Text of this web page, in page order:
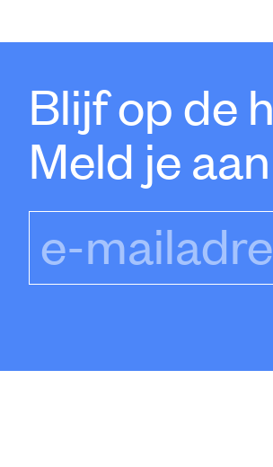
Blijf op de
Meld je
e-